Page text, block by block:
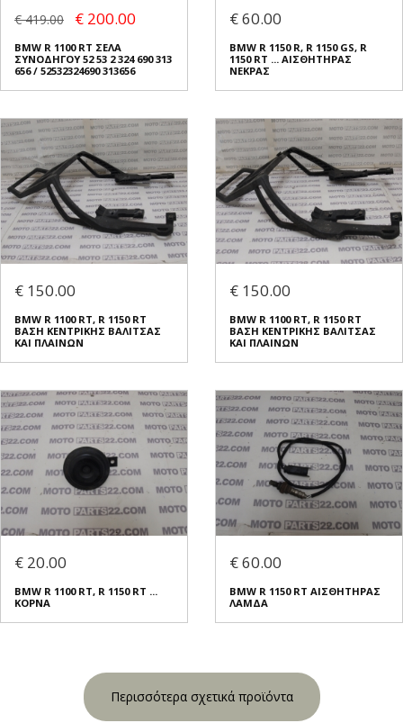
€ 419.00 € 200.00
BMW R 1100 RT ΣΕΛΑ
ΣΥΝΟΔΗΓΟΥ 52 53 2 324 690 313
656 / 52532324690 313656
€ 60.00
BMW R 1150 R, R 1150 GS, R
1150 RT ... ΑΙΣΘΗΤΗΡΑΣ
ΝΕΚΡΑΣ
€ 150.00
BMW R 1100 RT, R 1150 RT
ΒΑΣΗ ΚΕΝΤΡΙΚΗΣ ΒΑΛΙΤΣΑΣ
ΚΑΙ ΠΛΑΙΝΩΝ
€ 150.00
BMW R 1100 RT, R 1150 RT
ΒΑΣΗ ΚΕΝΤΡΙΚΗΣ ΒΑΛΙΤΣΑΣ
ΚΑΙ ΠΛΑΙΝΩΝ
€ 20.00
BMW R 1100 RT, R 1150 RT ...
ΚΟΡΝΑ
€ 60.00
BMW R 1150 RT ΑΙΣΘΗΤΗΡΑΣ
ΛΑΜΔΑ
Περισσότερα σχετικά προϊόντα